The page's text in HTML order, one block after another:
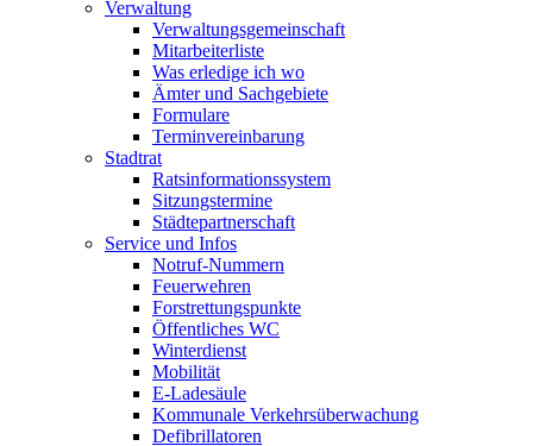
Verwaltung
Verwaltungsgemeinschaft
Mitarbeiterliste
Was erledige ich wo
Ämter und Sachgebiete
Formulare
Terminvereinbarung
Stadtrat
Ratsinformationssystem
Sitzungstermine
Städtepartnerschaft
Service und Infos
Notruf-Nummern
Feuerwehren
Forstrettungspunkte
Öffentliches WC
Winterdienst
Mobilität
E-Ladesäule
Kommunale Verkehrsüberwachung
Defibrillatoren